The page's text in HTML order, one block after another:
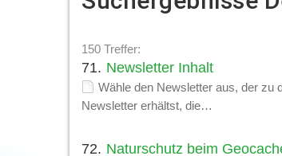
150 Treffer:
71. Newsletter Inhalt
Wähle den Newsletter aus, der zu
Newsletter erhältst, die…
72. Naturschutz beim